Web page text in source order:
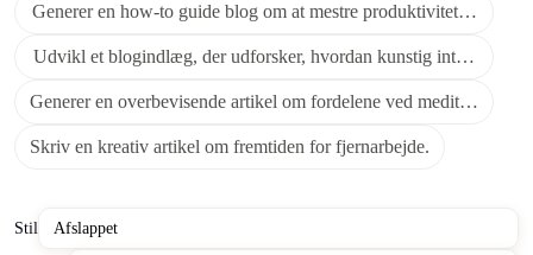
indhold ved hjælp af værktøjer somMicrosoft OneNote,
arbejdsområde.
platforme somNotion fleksible miljøer til at forfine og
Wikipediasupplere AI'ens output med menneskekureret viden.
Generer en how-to guide blog om at mestre produktivitetsvaner.
Udvikl et blogindlæg, der udforsker, hvordan kunstig intelligens
Generer en overbevisende artikel om fordelene ved meditation.
Skriv en kreativ artikel om fremtiden for fjernarbejde.
Stil